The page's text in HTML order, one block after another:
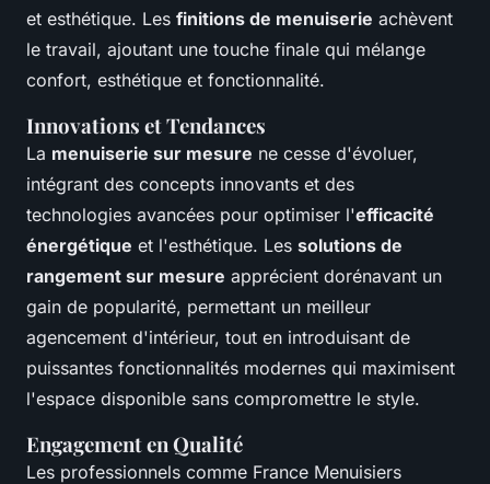
et esthétique. Les finitions de menuiserie achèvent
le travail, ajoutant une touche finale qui mélange
confort, esthétique et fonctionnalité.
Innovations et Tendances
La menuiserie sur mesure ne cesse d'évoluer,
intégrant des concepts innovants et des
technologies avancées pour optimiser l'efficacité
énergétique et l'esthétique. Les solutions de
rangement sur mesure apprécient dorénavant un
gain de popularité, permettant un meilleur
agencement d'intérieur, tout en introduisant de
puissantes fonctionnalités modernes qui maximisent
l'espace disponible sans compromettre le style.
Engagement en Qualité
Les professionnels comme France Menuisiers